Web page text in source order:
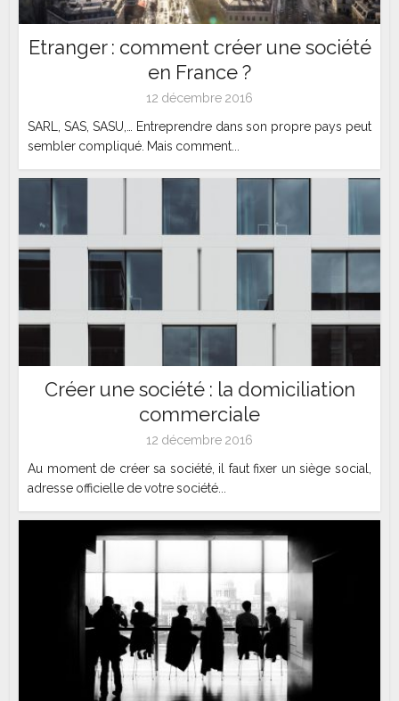
Etranger : comment créer une société
en France ?
12 décembre 2016
SARL, SAS, SASU,… Entreprendre dans son propre pays peut
sembler compliqué. Mais comment...
Créer une société : la domiciliation
commerciale
12 décembre 2016
Au moment de créer sa société, il faut fixer un siège social,
adresse officielle de votre société...